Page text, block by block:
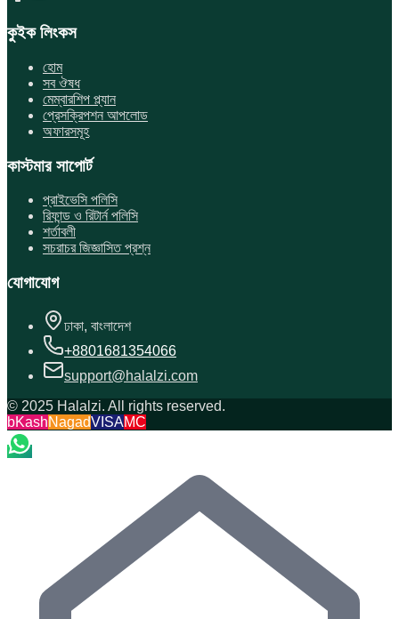
কুইক লিংকস
হোম
সব ঔষধ
মেম্বারশিপ প্ল্যান
প্রেসক্রিপশন আপলোড
অফারসমূহ
কাস্টমার সাপোর্ট
প্রাইভেসি পলিসি
রিফান্ড ও রিটার্ন পলিসি
শর্তাবলী
সচরাচর জিজ্ঞাসিত প্রশ্ন
যোগাযোগ
ঢাকা, বাংলাদেশ
+8801681354066
support@halalzi.com
© 2025 Halalzi. All rights reserved.
bKashNagadVISAMC